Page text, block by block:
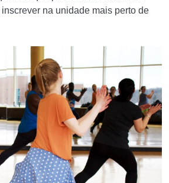
na unidade mais perto de